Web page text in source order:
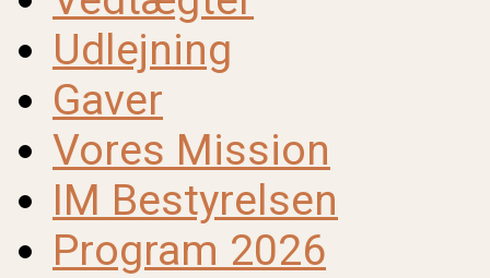
Udlejning
Gaver
Vores Mission
IM Bestyrelsen
Program 2026